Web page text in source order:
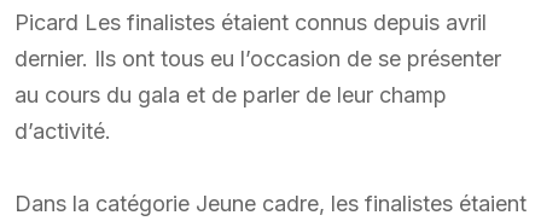
Picard Les finalistes étaient connus depuis avril
dernier. Ils ont tous eu l’occasion de se présenter
au cours du gala et de parler de leur champ
d’activité.
Dans la catégorie Jeune cadre, les finalistes étaient